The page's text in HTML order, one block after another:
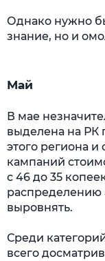
Однако нужно
знание, но и
Май
В мае
выделена на РК
этого региона
кампаний
с 46 до 35
распределению
выровнять.
Среди
всего